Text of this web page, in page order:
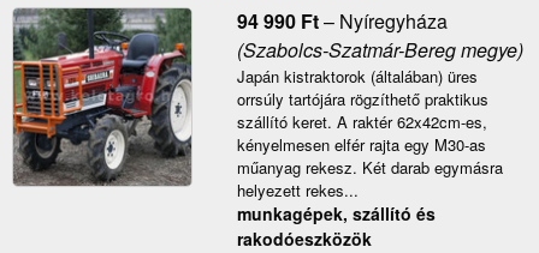
94 990 Ft– Nyíregyháza
(Szabolcs-Szatmár-Bereg megye)
Japán kistraktorok (általában) üres
orrsúly tartójára rögzíthető praktikus
szállító keret. A raktér 62x42cm-es,
kényelmesen elfér rajta egy M30-as
műanyag rekesz. Két darab egymásra
helyezett rekes...
munkagépek, szállító és
rakodóeszközök